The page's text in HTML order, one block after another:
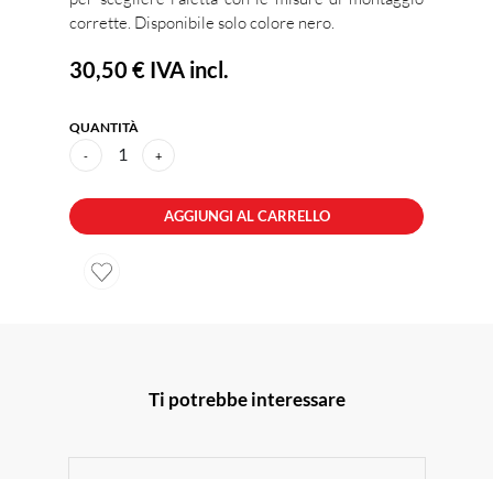
corrette. Disponibile solo colore nero.
30,50 € IVA incl.
QUANTITÀ
- 1 +
AGGIUNGI AL CARRELLO
Ti potrebbe interessare